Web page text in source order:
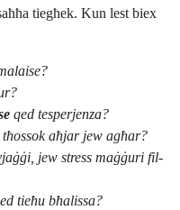
tiegħek. Kun lest biex
qed tesperjenza?
aħjar jew agħar?
jew stress maġġuri fil-
tieħu bħalissa?